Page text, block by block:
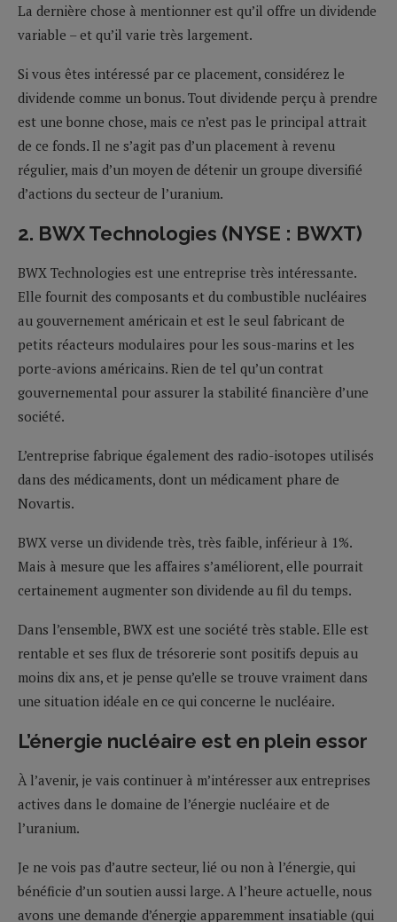
La dernière chose à mentionner est qu’il offre un dividende
variable – et qu’il varie très largement.
Si vous êtes intéressé par ce placement, considérez le
dividende comme un bonus. Tout dividende perçu à prendre
est une bonne chose, mais ce n’est pas le principal attrait
de ce fonds. Il ne s’agit pas d’un placement à revenu
régulier, mais d’un moyen de détenir un groupe diversifié
d’actions du secteur de l’uranium.
2. BWX Technologies (NYSE : BWXT)
BWX Technologies est une entreprise très intéressante.
Elle fournit des composants et du combustible nucléaires
au gouvernement américain et est le seul fabricant de
petits réacteurs modulaires pour les sous-marins et les
porte-avions américains. Rien de tel qu’un contrat
gouvernemental pour assurer la stabilité financière d’une
société.
L’entreprise fabrique également des radio-isotopes utilisés
dans des médicaments, dont un médicament phare de
Novartis.
BWX verse un dividende très, très faible, inférieur à 1%.
Mais à mesure que les affaires s’améliorent, elle pourrait
certainement augmenter son dividende au fil du temps.
Dans l’ensemble, BWX est une société très stable. Elle est
rentable et ses flux de trésorerie sont positifs depuis au
moins dix ans, et je pense qu’elle se trouve vraiment dans
une situation idéale en ce qui concerne le nucléaire.
L’énergie nucléaire est en plein essor
À l’avenir, je vais continuer à m’intéresser aux entreprises
actives dans le domaine de l’énergie nucléaire et de
l’uranium.
Je ne vois pas d’autre secteur, lié ou non à l’énergie, qui
bénéficie d’un soutien aussi large. A l’heure actuelle, nous
avons une demande d’énergie apparemment insatiable (qui